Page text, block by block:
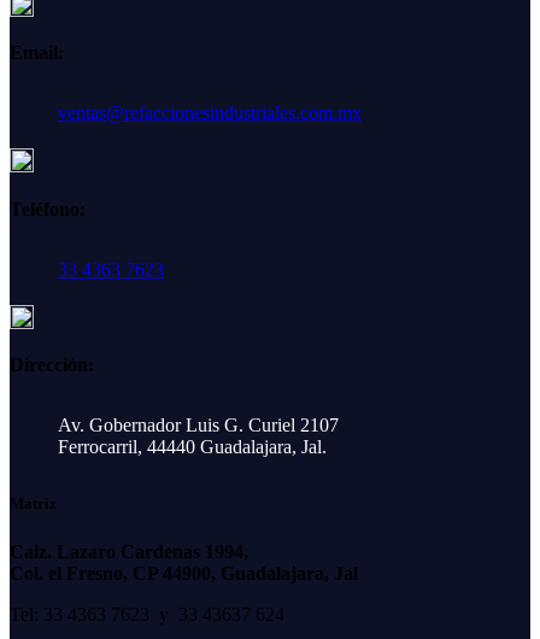
Email:
ventas@refaccionesindustriales.com.mx
Teléfono:
33 4363 7623
Dirección:
Av. Gobernador Luis G. Curiel 2107
Ferrocarril, 44440 Guadalajara, Jal.
Matriz
Calz. Lazaro Cardenas 1994,
Col. el Fresno, CP 44900, Guadalajara, Jal
Tel: 33 4363 7623 y 33 43637 624